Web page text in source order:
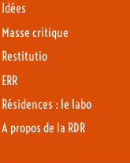
Idées
Masse critique
Restitutio
ERR
Résidences : le labo
A propos de la RDR